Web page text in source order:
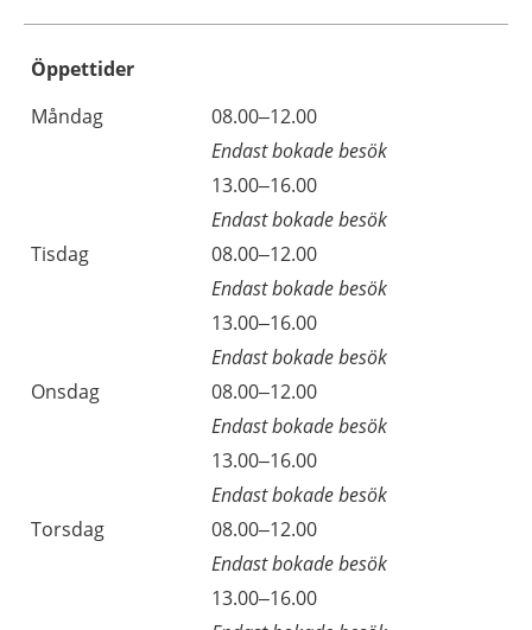
Öppettider
Dag
Öppettider
Kommentarer
Måndag
08.00–12.00
Endast bokade besök
13.00–16.00
Endast bokade besök
Tisdag
08.00–12.00
Endast bokade besök
13.00–16.00
Endast bokade besök
Onsdag
08.00–12.00
Endast bokade besök
13.00–16.00
Endast bokade besök
Torsdag
08.00–12.00
Endast bokade besök
13.00–16.00